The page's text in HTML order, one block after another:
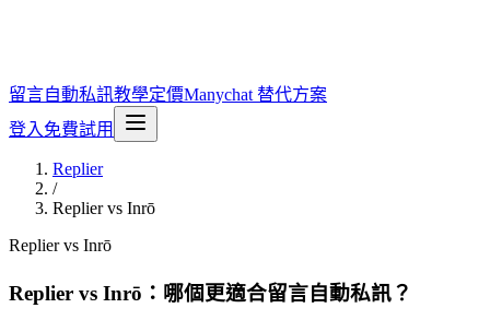
留言自動私訊教學定價Manychat 替代方案
登入 免費試用
Replier
/
Replier vs Inrō
Replier vs Inrō
Replier vs Inrō：哪個更適合留言自動私訊？